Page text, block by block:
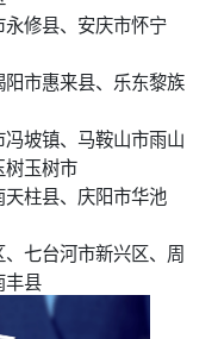
修县、安庆市怀宁
市惠来县、乐东黎族
坡镇、马鞍山市雨山
树玉树市
柱县、庆阳市华池
七台河市新兴区、周
丰县